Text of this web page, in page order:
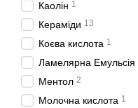
Каолін 1
Кераміди 13
Коєва кислота 1
Ламелярна Емульсія
Ментол 2
Молочна кислота 1